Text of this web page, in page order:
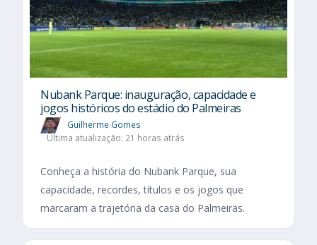
Nubank Parque: inauguração, capacidade e
jogos históricos do estádio do Palmeiras
Guilherme Gomes
Última atualização: 21 horas atrás
Conheça a história do Nubank Parque, sua
capacidade, recordes, títulos e os jogos que
marcaram a trajetória da casa do Palmeiras.